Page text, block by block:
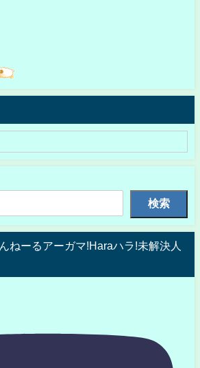
検索
ねーるアーガマ!Haraハラ!未解決人